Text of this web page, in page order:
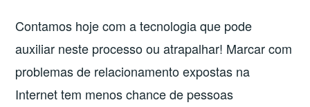
Contamos hoje com a tecnologia que pode
auxiliar neste processo ou atrapalhar! Marcar com
problemas de relacionamento expostas na
Internet tem menos chance de pessoas